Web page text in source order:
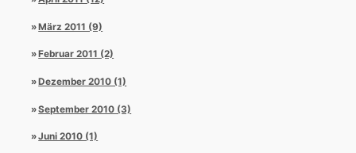
März 2011 (9)
Februar 2011 (2)
Dezember 2010 (1)
September 2010 (3)
Juni 2010 (1)